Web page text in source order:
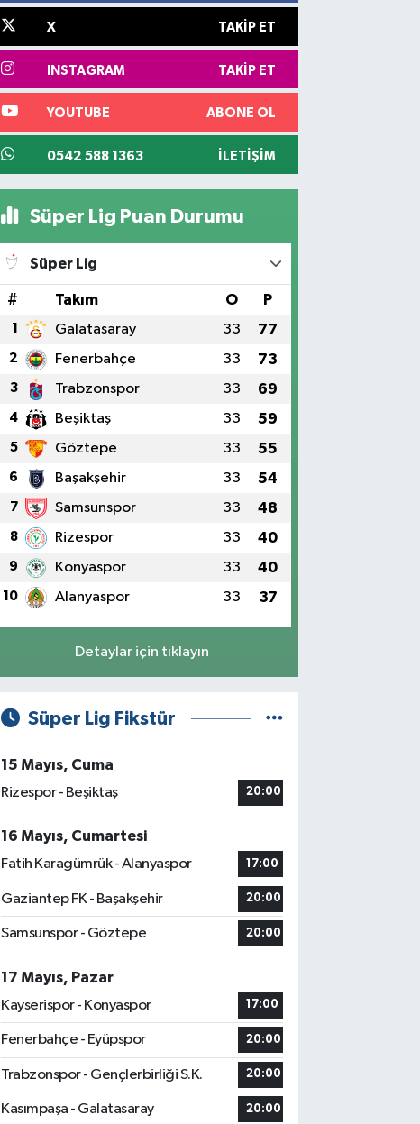
X TAKIP ET
INSTAGRAM TAKIP ET
YOUTUBE ABONE OL
0542 588 1363 İLETIŞIM
Süper Lig Puan Durumu
Süper Lig
# Takım O P
1 Galatasaray 33 77
2 Fenerbahçe 33 73
3 Trabzonspor 33 69
4 Beşiktaş 33 59
5 Göztepe 33 55
6 Başakşehir 33 54
7 Samsunspor 33 48
8 Rizespor 33 40
9 Konyaspor 33 40
10 Alanyaspor 33 37
Detaylar için tıklayın
Süper Lig Fikstür
15 Mayıs, Cuma
Rizespor - Beşiktaş
20:00
16 Mayıs, Cumartesi
Fatih Karagümrük - Alanyaspor
17:00
Gaziantep FK - Başakşehir 20:00
Samsunspor - Göztepe 20:00
17 Mayıs, Pazar
Kayserispor - Konyaspor
17:00
Fenerbahçe - Eyüpspor 20:00
Trabzonspor - Gençlerbirliği S.K. 20:00
Kasımpaşa - Galatasaray 20:00